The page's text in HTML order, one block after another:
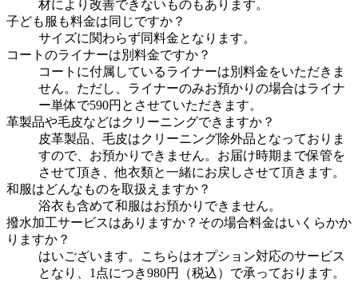
材により改善できないものもあります。
子ども服も料金は同じですか？
サイズに関わらず同料金となります。
コートのライナーは別料金ですか？
コートに付属しているライナーは別料金をいただきま
せん。ただし、ライナーのみお預かりの場合はライナ
ー単体で590円とさせていただきます。
革製品や毛皮などはクリーニングできますか？
皮革製品、毛皮はクリーニング除外品となっておりま
すので、お預かりできません。お届け時期まで保管を
させて頂き、他衣類と一緒にお戻しさせて頂きます。
和服はどんなものを取扱えますか？
浴衣も含めて和服はお預かりできません。
撥水加工サービスはありますか？その場合料金はいくらかか
りますか？
はいございます。こちらはオプション対応のサービス
となり、1点につき980円（税込）で承っております。